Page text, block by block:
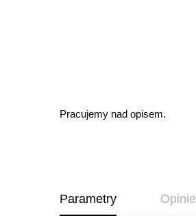
Pracujemy nad opisem.
Parametry Opinie